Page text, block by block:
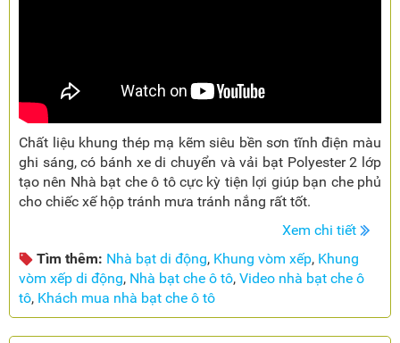
Chất liệu khung thép mạ kẽm siêu bền sơn tĩnh điện màu
ghi sáng, có bánh xe di chuyển và vải bạt Polyester 2 lớp
tạo nên Nhà bạt che ô tô cực kỳ tiện lợi giúp bạn che phủ
cho chiếc xế hộp tránh mưa tránh nắng rất tốt.
Xem chi tiết
Tìm thêm: Nhà bạt di động, Khung vòm xếp, Khung
vòm xếp di động, Nhà bạt che ô tô, Video nhà bạt che ô
tô, Khách mua nhà bạt che ô tô